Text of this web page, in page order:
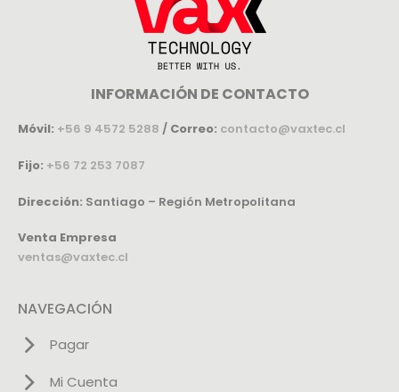
INFORMACIÓN DE CONTACTO
Móvil: +56 9 4572 5288 / Correo: contacto@vaxtec.cl
Fijo: +56 72 253 7087
Dirección: Santiago – Región Metropolitana
Venta Empresa
ventas@vaxtec.cl
NAVEGACIÓN
Pagar
Mi Cuenta